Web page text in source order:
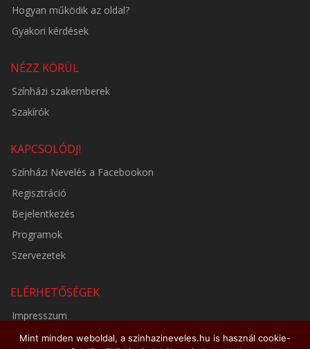
Hogyan működik az oldal?
Gyakori kérdések
NÉZZ KÖRÜL
Színházi szakemberek
Szakírók
KAPCSOLÓDJ!
Színházi Nevelés a Facebookon
Regisztráció
Bejelentkezés
Programok
Szervezetek
ELÉRHETŐSÉGEK
Impresszum
Adatkezelési tájékoztató
Mint minden weboldal, a szinhazineveles.hu is használ cookie-